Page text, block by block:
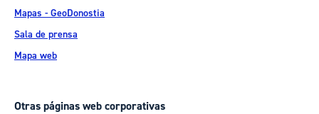
Mapas - GeoDonostia
Sala de prensa
Mapa web
Otras páginas web corporativas